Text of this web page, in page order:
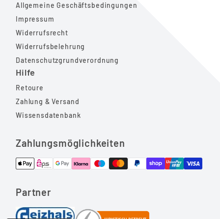
Allgemeine Geschäftsbedingungen
Impressum
Widerrufsrecht
Widerrufsbelehrung
Datenschutzgrundverordnung
Hilfe
Retoure
Zahlung & Versand
Wissensdatenbank
Zahlungsmöglichkeiten
Partner